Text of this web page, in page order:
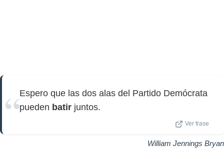
Espero que las dos alas del Partido Demócrata
pueden batir juntos.
Ver frase
William Jennings Bryan